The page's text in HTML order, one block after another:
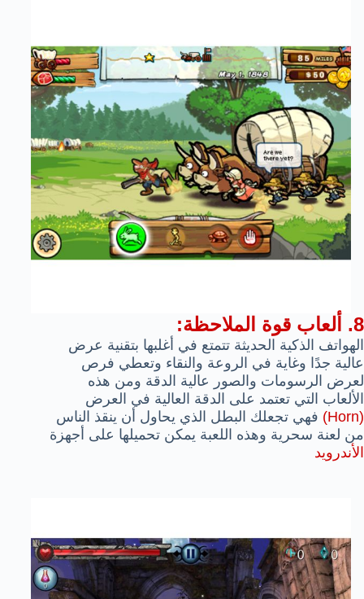
8. ألعاب قوة الملاحظة:
الهواتف الذكية الحديثة تتمتع في أغلبها بتقنية عرض
عالية جدًا وغاية في الروعة والنقاء وتعطي فرص
لعرض الرسومات والصور عالية الدقة ومن هذه
الألعاب التي تعتمد على الدقة العالية في العرض
(Horn)
فهي تجعلك البطل الذي يحاول أن ينقذ الناس
من لعنة سحرية وهذه اللعبة يمكن تحميلها على أجهزة
الأندرويد